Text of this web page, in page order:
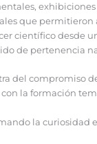
que permitieron
científico desde
de pertenencia
del compromiso
con la formación
la curiosidad